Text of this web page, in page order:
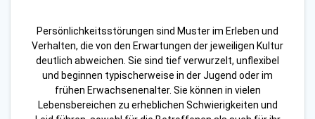
Persönlichkeitsstörungen sind Muster im Erleben und
Verhalten, die von den Erwartungen der jeweiligen Kultur
deutlich abweichen. Sie sind tief verwurzelt, unflexibel
und beginnen typischerweise in der Jugend oder im
frühen Erwachsenenalter. Sie können in vielen
Lebensbereichen zu erheblichen Schwierigkeiten und